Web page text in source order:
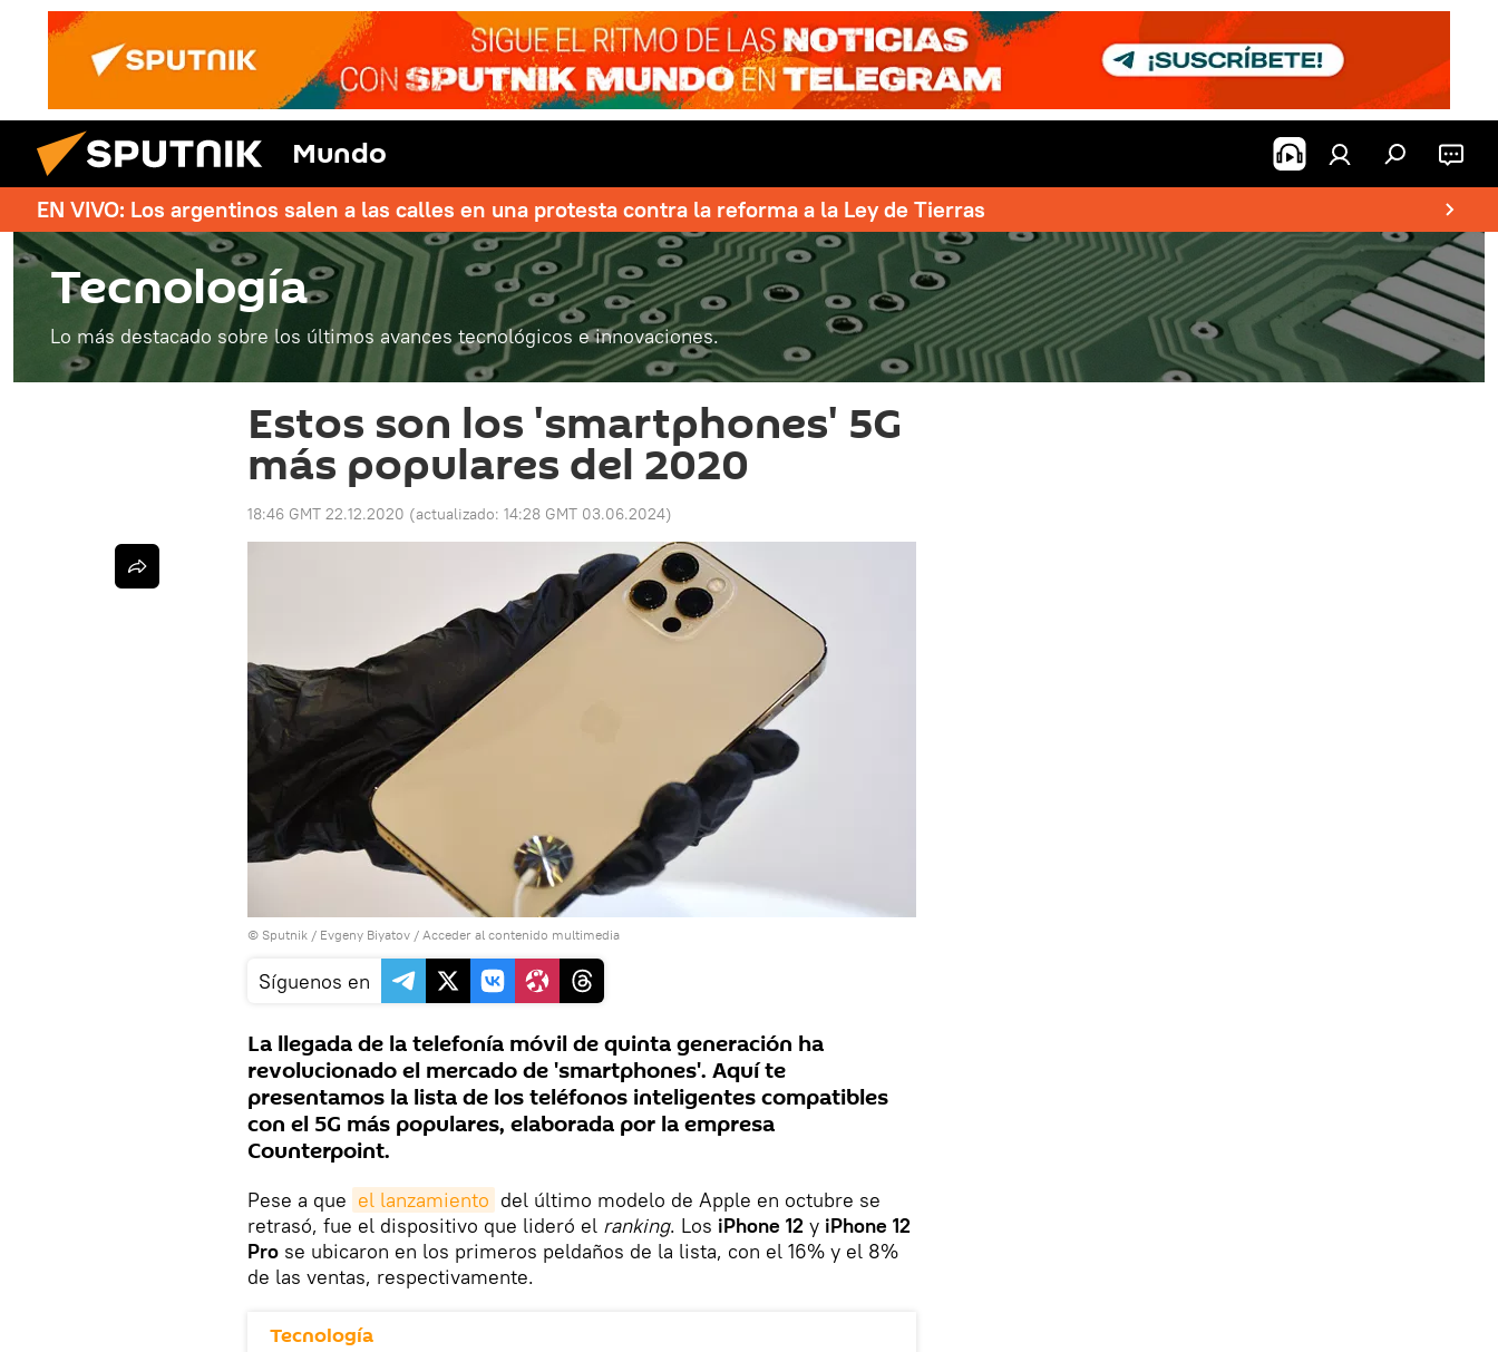
Mundo
EN VIVO: Los argentinos salen a las calles en una protesta contra la reforma a la Ley de Tierras
Tecnología
Lo más destacado sobre los últimos avances tecnológicos e innovaciones.
Estos son los 'smartphones' 5G
más populares del 2020
18:46 GMT 22.12.2020 (actualizado: 14:28 GMT 03.06.2024)
© Sputnik / Evgeny Biyatov / Acceder al contenido multimedia
Síguenos en
La llegada de la telefonía móvil de quinta generación ha
revolucionado el mercado de 'smartphones'. Aquí te
presentamos la lista de los teléfonos inteligentes compatibles
con el 5G más populares, elaborada por la empresa
Counterpoint.
Pese a que el lanzamiento del último modelo de Apple en octubre se
retrasó, fue el dispositivo que lideró el ranking. Los iPhone 12 y iPhone 12
Pro se ubicaron en los primeros peldaños de la lista, con el 16% y el 8%
de las ventas, respectivamente.
Tecnología